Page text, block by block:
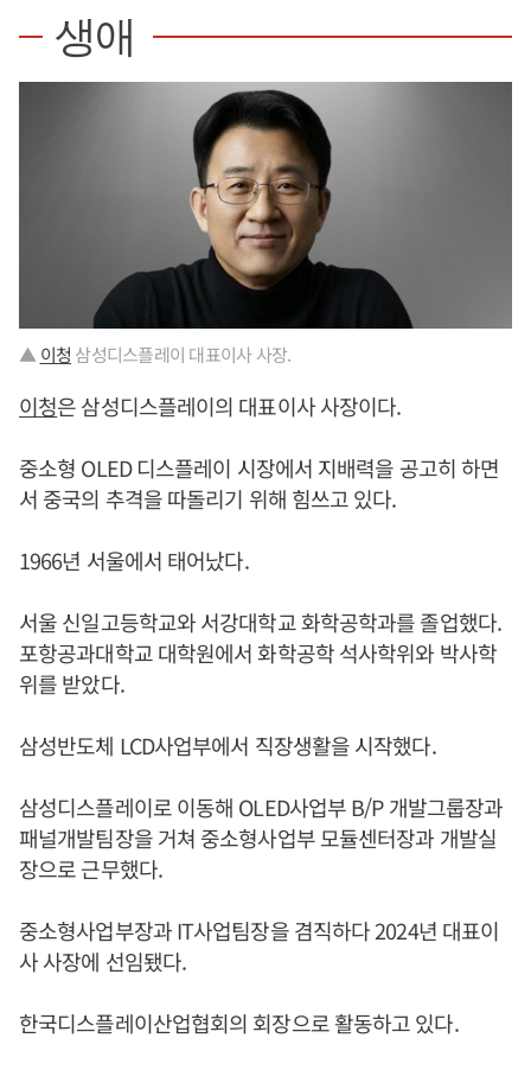
생애
▲ 이청 삼성디스플레이 대표이사 사장.
이청은 삼성디스플레이의 대표이사 사장이다.
중소형 OLED 디스플레이 시장에서 지배력을 공고히 하면
서 중국의 추격을 따돌리기 위해 힘쓰고 있다.
1966년 서울에서 태어났다.
서울 신일고등학교와 서강대학교 화학공학과를 졸업했다.
포항공과대학교 대학원에서 화학공학 석사학위와 박사학
위를 받았다.
삼성반도체 LCD사업부에서 직장생활을 시작했다.
삼성디스플레이로 이동해 OLED사업부 B/P 개발그룹장과
패널개발팀장을 거쳐 중소형사업부 모듈센터장과 개발실
장으로 근무했다.
중소형사업부장과 IT사업팀장을 겸직하다 2024년 대표이
사 사장에 선임됐다.
한국디스플레이산업협회의 회장으로 활동하고 있다.